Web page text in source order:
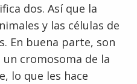
dos. Así que la
y las células de
En buena parte, son
cromosoma de la
lo que les hace